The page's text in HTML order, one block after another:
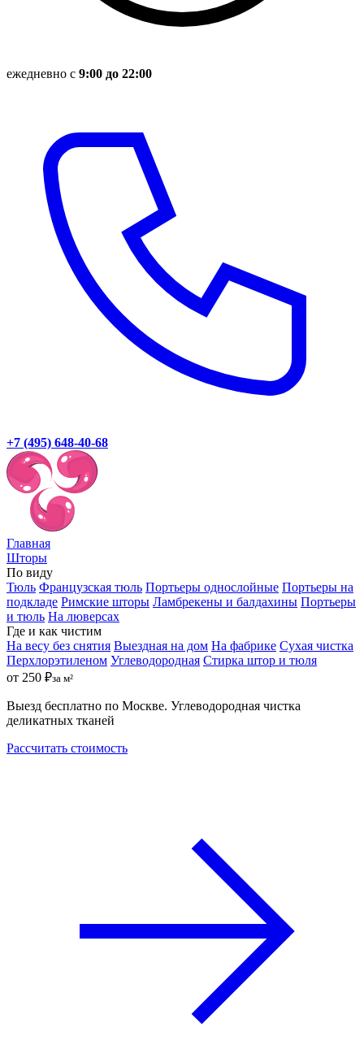
ежедневно с 9:00 до 22:00
+7 (495) 648-40-68
Главная
Шторы
По виду
Тюль Французская тюль Портьеры однослойные Портьеры на
подкладе Римские шторы Ламбрекены и балдахины Портьеры
и тюль На люверсах
Где и как чистим
На весу без снятия Выездная на дом На фабрике Сухая чистка
Перхлорэтиленом Углеводородная Стирка штор и тюля
от 250 ₽за м²
Выезд бесплатно по Москве. Углеводородная чистка
деликатных тканей
Рассчитать стоимость